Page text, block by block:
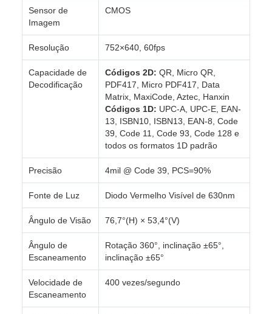
Sensor de
Imagem
CMOS
Resolução 752×640, 60fps
Capacidade de
Decodificação
Códigos 2D: QR, Micro QR,
PDF417, Micro PDF417, Data
Matrix, MaxiCode, Aztec, Hanxin
Códigos 1D: UPC-A, UPC-E, EAN-
13, ISBN10, ISBN13, EAN-8, Code
39, Code 11, Code 93, Code 128 e
todos os formatos 1D padrão
Precisão 4mil @ Code 39, PCS=90%
Fonte de Luz Diodo Vermelho Visível de 630nm
Ângulo de Visão 76,7°(H) × 53,4°(V)
Ângulo de
Escaneamento
Rotação 360°, inclinação ±65°,
inclinação ±65°
Velocidade de
Escaneamento
400 vezes/segundo